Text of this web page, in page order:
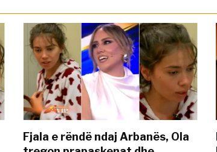
Fjala e rëndë ndaj Arbanës, Ola